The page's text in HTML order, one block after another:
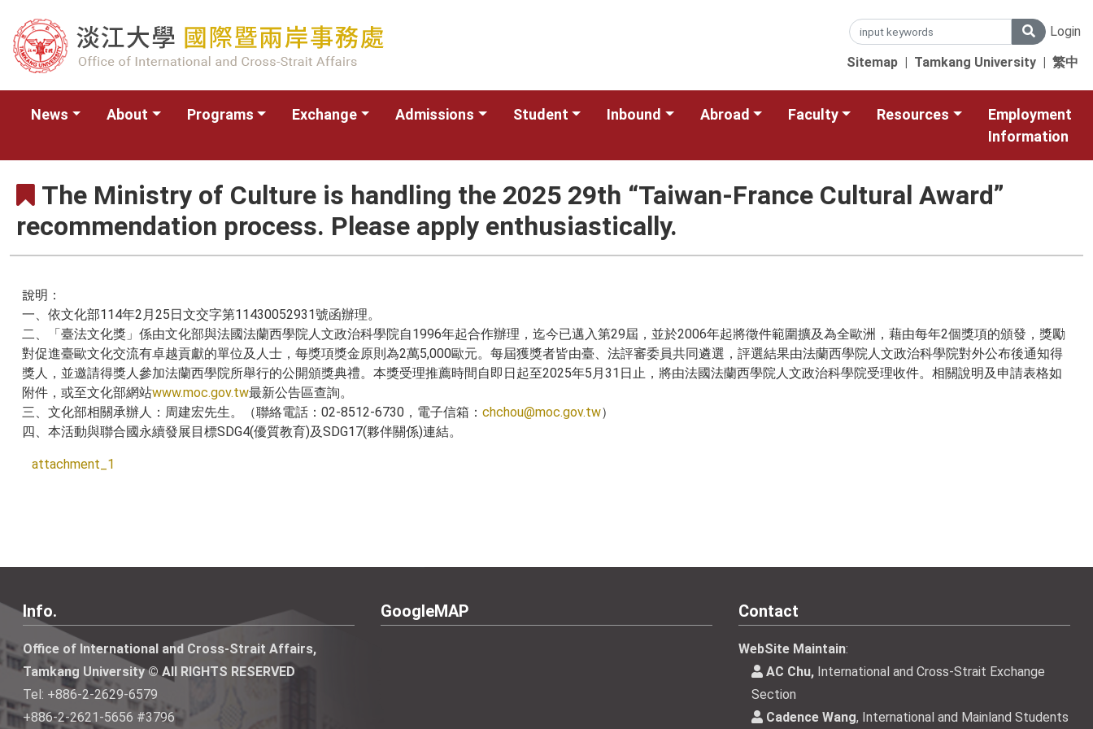
Login
Sitemap | Tamkang University | 繁中
News About Programs Exchange Admissions Student Inbound Abroad Faculty Resources
Employment
Information
The Ministry of Culture is handling the 2025 29th “Taiwan-France Cultural Award”
recommendation process. Please apply enthusiastically.
說明：
一、依文化部114年2月25日文交字第11430052931號函辦理。
二、「臺法文化獎」係由文化部與法國法蘭西學院人文政治科學院自1996年起合作辦理，迄今已邁入第29屆，並於2006年起將徵件範圍擴及為全歐洲，藉由每年2個獎項的頒發，獎勵
對促進臺歐文化交流有卓越貢獻的單位及人士，每獎項獎金原則為2萬5,000歐元。每屆獲獎者皆由臺、法評審委員共同遴選，評選結果由法蘭西學院人文政治科學院對外公布後通知得
獎人，並邀請得獎人參加法蘭西學院所舉行的公開頒獎典禮。本獎受理推薦時間自即日起至2025年5月31日止，將由法國法蘭西學院人文政治科學院受理收件。相關說明及申請表格如
附件，或至文化部網站www.moc.gov.tw最新公告區查詢。
三、文化部相關承辦人：周建宏先生。（聯絡電話：02-8512-6730，電子信箱： chchou@moc.gov.tw）
四、本活動與聯合國永續發展目標SDG4(優質教育)及SDG17(夥伴關係)連結。
attachment_1
Info.
Office of International and Cross-Strait Affairs,
Tamkang University © All RIGHTS RESERVED
Tel: +886-2-2629-6579
+886-2-2621-5656 #3796
GoogleMAP Contact
WebSite Maintain:
AC Chu, International and Cross-Strait Exchange
Section
Cadence Wang, International and Mainland Students